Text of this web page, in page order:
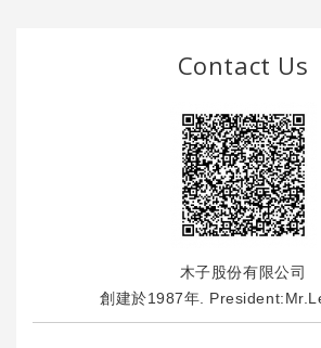
Contact Us
木子股份有限公司
創建於1987年.